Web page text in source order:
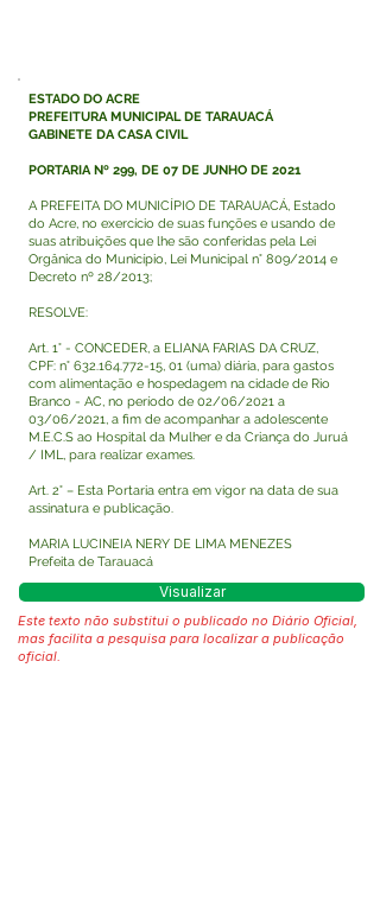
ESTADO DO ACRE
PREFEITURA MUNICIPAL DE TARAUACÁ
GABINETE DA CASA CIVIL
PORTARIA Nº 299, DE 07 DE JUNHO DE 2021
A PREFEITA DO MUNICÍPIO DE TARAUACÁ, Estado
do Acre, no exercício de suas funções e usando de
suas atribuições que lhe são conferidas pela Lei
Orgânica do Município, Lei Municipal n° 809/2014 e
Decreto nº 28/2013;
RESOLVE:
Art. 1° - CONCEDER, a ELIANA FARIAS DA CRUZ,
CPF: n° 632.164.772-15, 01 (uma) diária, para gastos
com alimentação e hospedagem na cidade de Rio
Branco - AC, no período de 02/06/2021 a
03/06/2021, a fim de acompanhar a adolescente
M.E.C.S ao Hospital da Mulher e da Criança do Juruá
/ IML, para realizar exames.
Art. 2° – Esta Portaria entra em vigor na data de sua
assinatura e publicação.
MARIA LUCINEIA NERY DE LIMA MENEZES
Prefeita de Tarauacá
Visualizar
Este texto não substitui o publicado no Diário Oficial,
mas facilita a pesquisa para localizar a publicação
oficial.